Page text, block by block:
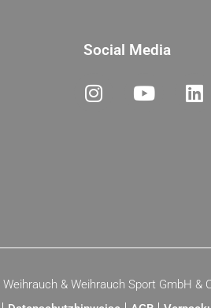
Social Media
Weihrauch & Weihrauch Sport GmbH &